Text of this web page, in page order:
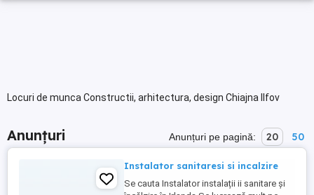
Locuri de munca Constructii, arhitectura, design Chiajna Ilfov
Anunțuri Anunțuri pe pagină: 20 50
Instalator sanitaresi si incalzire
Se cauta Instalator instalații ii sanitare și